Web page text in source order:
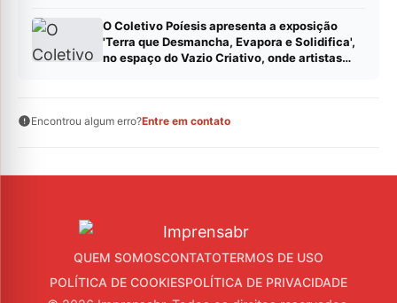
em: https://imprensabr.com/collab/?
status=published (Postar pauta – Imprensabr)
O Coletivo Poíesis apresenta a exposição
'Terra que Desmancha, Evapora e Solidifica',
no espaço do Vazio Criativo, onde artistas
Encontrou algum erro?Entre em contato
QUEM SOMOSCONTATOTERMOS DE USO
POLÍTICA DE COOKIESPOLÍTICA DE PRIVACIDADE